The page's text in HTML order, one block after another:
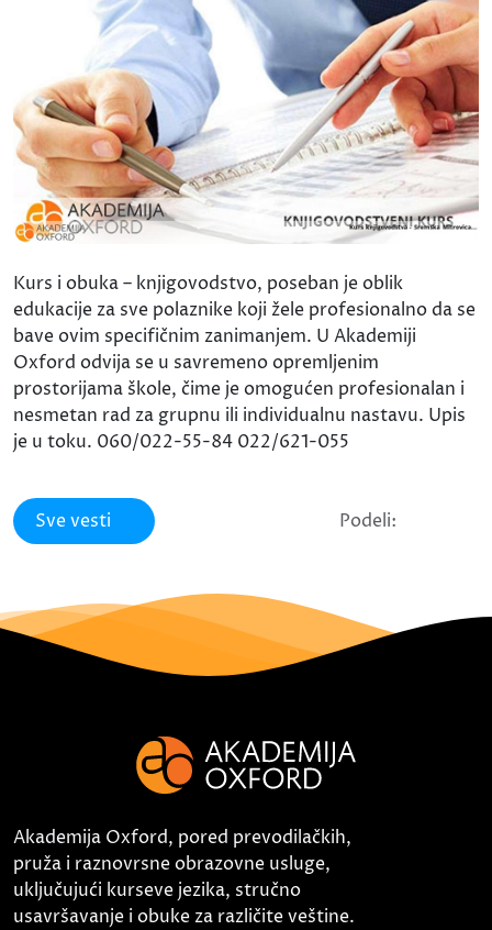
Kurs i obuka – knjigovodstvo, poseban je oblik
edukacije za sve polaznike koji žele profesionalno da se
bave ovim specifičnim zanimanjem. U Akademiji
Oxford odvija se u savremeno opremljenim
prostorijama škole, čime je omogućen profesionalan i
nesmetan rad za grupnu ili individualnu nastavu. Upis
je u toku. 060/022-55-84 022/621-055
Sve vesti Podeli:
Akademija Oxford, pored prevodilačkih,
pruža i raznovrsne obrazovne usluge,
uključujući kurseve jezika, stručno
usavršavanje i obuke za različite veštine.